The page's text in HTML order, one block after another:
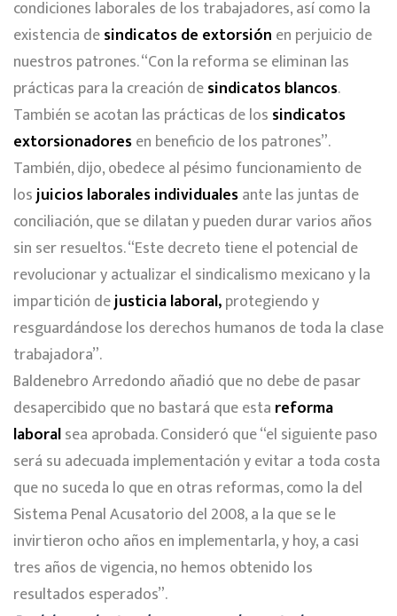
condiciones laborales de los trabajadores, así como la
existencia desindicatos de extorsión en perjuicio de
nuestros patrones. “Con la reforma se eliminan las
prácticas para la creación desindicatos blancos.
También se acotan las prácticas de los sindicatos
extorsionadoresen beneficio de los patrones”.
También, dijo, obedece al pésimo funcionamiento de
losjuicios laborales individualesante las juntas de
conciliación, que se dilatan y pueden durar varios años
sin ser resueltos. “Este decreto tiene el potencial de
revolucionar y actualizar el sindicalismo mexicano y la
impartición dejusticia laboral,protegiendo y
resguardándose los derechos humanos de toda la clase
trabajadora”.
Baldenebro Arredondo añadió que no debe de pasar
desapercibido que no bastará que esta reforma
laboralsea aprobada. Consideró que “el siguiente paso
será su adecuada implementación y evitar a toda costa
que no suceda lo que en otras reformas, como la del
Sistema Penal Acusatorio del 2008, a la que se le
invirtieron ocho años en implementarla, y hoy, a casi
tres años de vigencia, no hemos obtenido los
resultados esperados”.